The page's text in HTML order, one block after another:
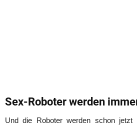
Sex-Roboter werden
Und die Roboter werden schon jetzt